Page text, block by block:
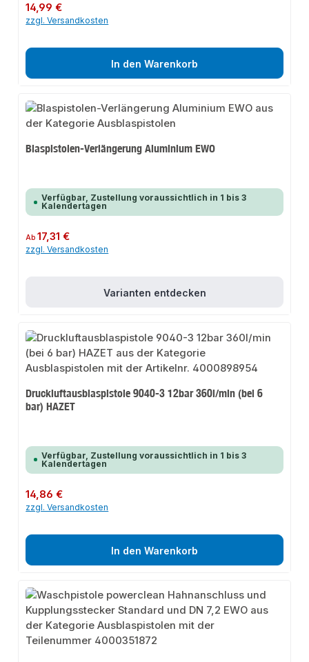
Regulärer Preis:
14,99 €
zzgl. Versandkosten
In den Warenkorb
Blaspistolen-Verlängerung Aluminium EWO
Verfügbar, Zustellung voraussichtlich in 1 bis 3
Kalendertagen
Regulärer Preis:
Ab17,31 €
zzgl. Versandkosten
Varianten entdecken
Druckluftausblaspistole 9040-3 12bar 360l/min (bei 6
bar) HAZET
Verfügbar, Zustellung voraussichtlich in 1 bis 3
Kalendertagen
Regulärer Preis:
14,86 €
zzgl. Versandkosten
In den Warenkorb